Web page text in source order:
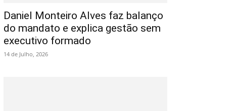
Daniel Monteiro Alves faz balanço
do mandato e explica gestão sem
executivo formado
14 de Julho, 2026